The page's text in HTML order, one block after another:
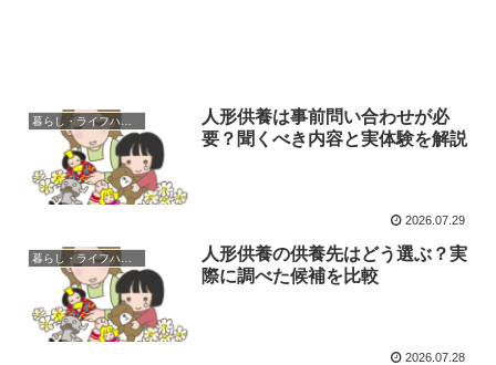
暮らし・ライフハック
人形供養は事前問い合わせが必
要？聞くべき内容と実体験を解説
2026.07.29
暮らし・ライフハック
人形供養の供養先はどう選ぶ？実
際に調べた候補を比較
2026.07.28